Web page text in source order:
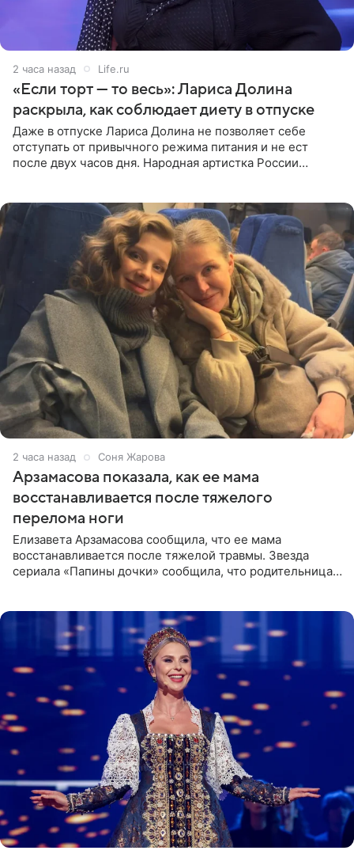
2 часа назад Life.ru
«Если торт — то весь»: Лариса Долина
раскрыла, как соблюдает диету в отпуске
Даже в отпуске Лариса Долина не позволяет себе
отступать от привычного режима питания и не ест
после двух часов дня. Народная артистка России
2 часа назад Соня Жарова
Арзамасова показала, как ее мама
восстанавливается после тяжелого
перелома ноги
Елизавета Арзамасова сообщила, что ее мама
восстанавливается после тяжелой травмы. Звезда
сериала «Папины дочки» сообщила, что родительница